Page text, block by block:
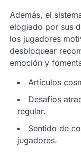
Además, el
elogiado por sus
los jugadores
desbloquear
emoción y
Artículos
Desafíos
regular.
Sentido de
jugadores.